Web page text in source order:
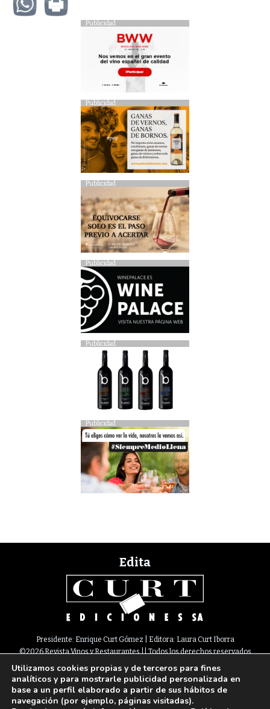
Publicidad
Publicidad
Publicidad
Publicidad
Publicidad
Publicidad
Edita
Presidente: Enrique Curt Gómez | Editora: Laura Curt Iborra
©2026 Revista Vinos y Restaurantes || Todos los derechos reservados
Newsletter Nota legal Política de Cookies Suscripción
Contacto
Paseo de Gracia, 63. 1º 2ª. 08008 Barcelona |933 180 101¦ Fax 933 183 505
Select Language ▼
Utilizamos cookies propias y de terceros para fines
analíticos y para mostrarle publicidad personalizada en
base a un perfil elaborado a partir de sus hábitos de
navegación (por ejemplo, páginas visitadas).